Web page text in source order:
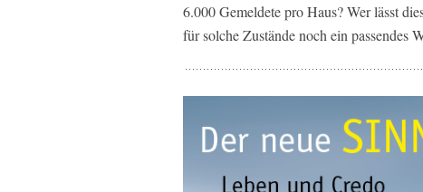
6.000 Gemeldete pro Haus? Wer lässt
für solche Zustände noch ein passendes